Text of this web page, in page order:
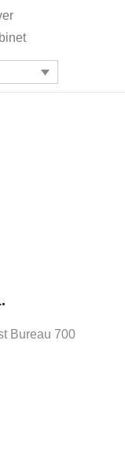
Bureau 700